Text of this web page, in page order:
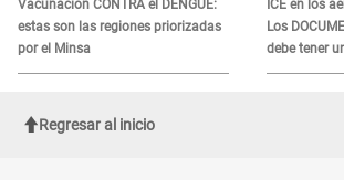
Vacunación CONTRA el DENGUE:
estas son las regiones priorizadas
por el Minsa
ICE en los
Los
debe tener
Regresar al inicio